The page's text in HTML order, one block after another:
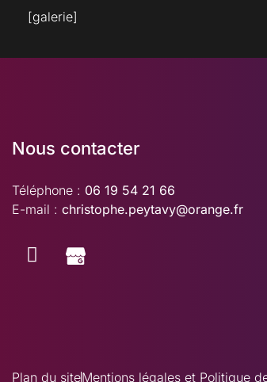
[galerie]
Nous contacter
Téléphone : 06 19 54 21 66
E-mail : christophe.peytavy@orange.fr
Plan du siteMentions légales et Politique